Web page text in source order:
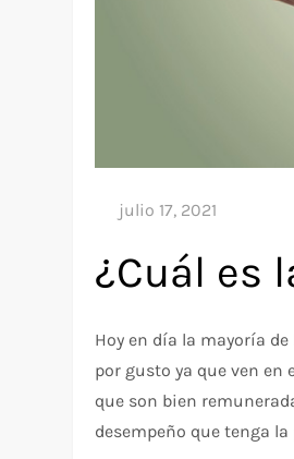
¿Cuál es
Hoy en día la mayoría
por gusto ya que ven
que son bien
desempeño que tenga